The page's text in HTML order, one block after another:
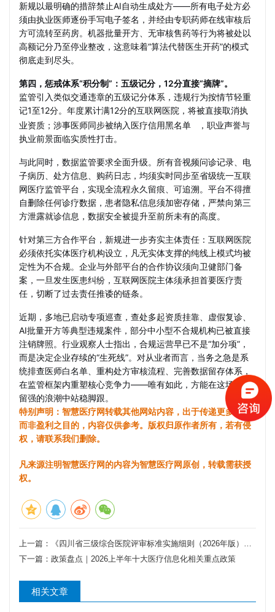
新规以最明确的措辞禁止AI自动生成处方——所有电子处方必
须由执业医师逐份手写电子签名，并经由专职药师在线审核后
方可流转至药房。机器批量开方、无审核售药等行为将被处以
高额记分乃至停业整改，这意味着“算法代替医生开药”的模式
彻底走到尽头。
第四，惩戒体系“积分制”：五级记分，12分直接“摘牌”。
监管引入类似交通违章的五级记分体系，违规行为按情节轻重
记1至12分。年度累计满12分的互联网医院，将被直接取消执
业资质；涉事医师同步被纳入医疗信用黑名单
，职业声誉与
执业前景面临实质性打击。
与此同时，数据监管要求全面升级。所有音视频问诊记录、电
子病历、处方信息、购药日志，均须实时同步至省级统一互联
网医疗监管平台，实现全流程永久留痕、可追溯。平台不得擅
自删除任何诊疗数据，患者隐私信息须加密存储，严禁向第三
方泄露就诊信息，数据安全被提升至前所未有的高度。
针对第三方合作平台，新规进一步夯实主体责任：互联网医院
必须依托实体医疗机构设立，凡无实体支撑的纯线上模式均被
定性为不合规。企业与外部平台的合作协议须向卫健部门备
案，一旦发生医患纠纷，互联网医院主体须承担首要医疗责
任，切断了过去责任推诿的链条。
近期，多地已启动专项巡查，查处多起资质挂靠、虚假复诊、
AI批量开方等典型违规案件，部分中小型不合规机构已被直接
注销牌照。行业观察人士指出，合规运营早已不是“加分项”，
而是决定企业存续的“生死线”。对从业者而言，当务之急是系
统排查医师白名单、重构处方审核流程、完善数据留存体系，
在监管框架内重塑核心竞争力——唯有如此，方能在这场汰弱
留强的浪潮中站稳脚跟。
特别声明：智慧医疗网转载其他网站内容，出于传递更多信息
而非盈利之目的，内容仅供参考。版权归原作者所有，若有侵
权，请联系我们删除。
凡来源注明智慧医疗网的内容为智慧医疗网原创，转载需获授
权。
上一篇：
《四川省三级综合医院评审标准实施细则（2026年版）》正式印发（附下载）
下一篇： 政策盘点｜2026上半年十大医疗信息化相关重点政策
相关文章